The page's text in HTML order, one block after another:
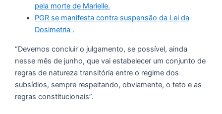
pela morte de Marielle.
PGR se manifesta contra suspensão da Lei da
Dosimetria .
“Devemos concluir o julgamento, se possível, ainda
nesse mês de junho, que vai estabelecer um conjunto de
regras de natureza transitória entre o regime dos
subsídios, sempre respeitando, obviamente, o teto e as
regras constitucionais”.